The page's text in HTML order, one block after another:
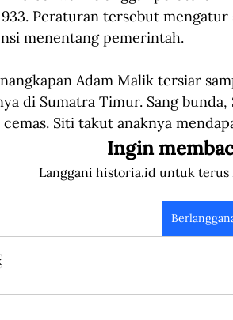
Peraturan tersebut
menentang pemerintah.
Adam Malik tersiar
di Sumatra Timur. Sang
Siti takut anaknya
Ingin
Langgani historia.id untuk terus